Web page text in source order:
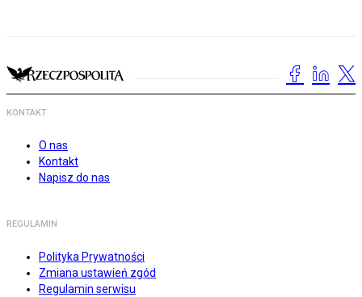
KONTAKT
O nas
Kontakt
Napisz do nas
REGULAMIN
Polityka Prywatności
Zmiana ustawień zgód
Regulamin serwisu